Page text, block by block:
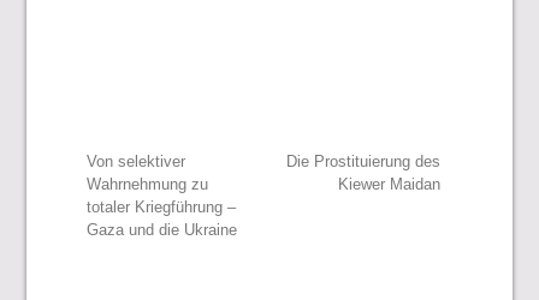
Beitragsnavigation
Von selektiver
Wahrnehmung zu
totaler Kriegführung –
Gaza und die Ukraine
Die Prostituierung des
Kiewer Maidan